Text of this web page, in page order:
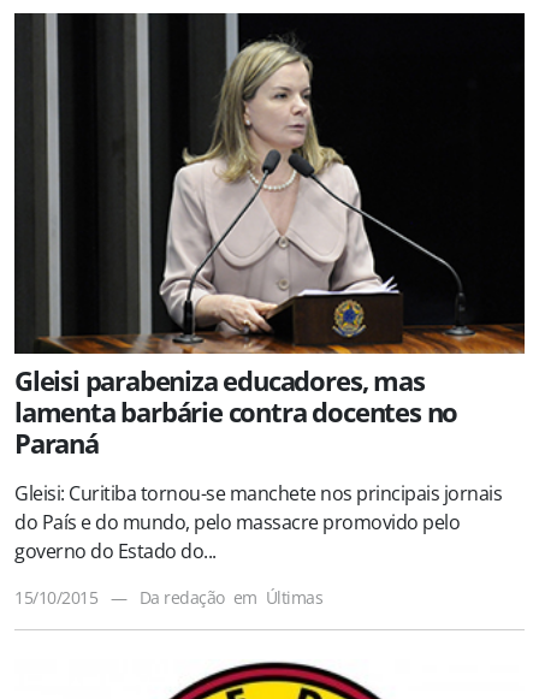
Gleisi parabeniza educadores, mas
lamenta barbárie contra docentes no
Paraná
Gleisi: Curitiba tornou-se manchete nos principais jornais
do País e do mundo, pelo massacre promovido pelo
governo do Estado do...
15/10/2015 — Da redação em Últimas